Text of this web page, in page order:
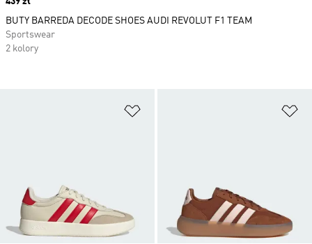
BUTY BARREDA DECODE SHOES AUDI REVOLUT F1 TEAM
Sportswear
2 kolory